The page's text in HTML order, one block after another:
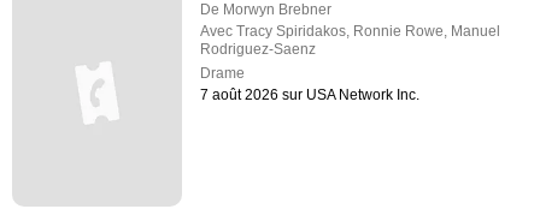
De Morwyn Brebner
AvecTracy Spiridakos, Ronnie Rowe, Manuel
Rodriguez-Saenz
Drame
7 août 2026 sur USA Network Inc.